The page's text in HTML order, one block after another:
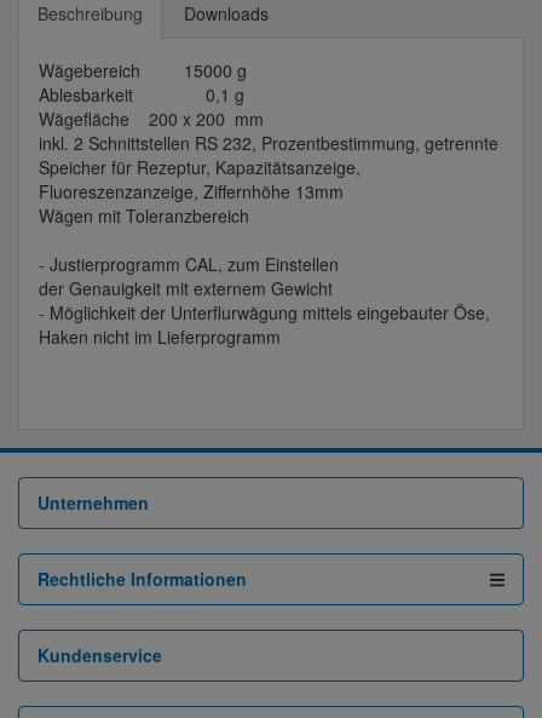
Beschreibung Downloads
Wägebereich 15000 g
Ablesbarkeit 0,1 g
Wägefläche 200 x 200 mm
inkl. 2 Schnittstellen RS 232, Prozentbestimmung, getrennte
Speicher für Rezeptur, Kapazitätsanzeige,
Fluoreszenzanzeige, Ziffernhöhe 13mm
Wägen mit Toleranzbereich
- Justierprogramm CAL, zum Einstellen
der Genauigkeit mit externem Gewicht
- Möglichkeit der Unterflurwägung mittels eingebauter Öse,
Haken nicht im Lieferprogramm
Unternehmen
Rechtliche Informationen
Kundenservice